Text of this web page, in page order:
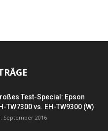
Test-Special: Epson
TW7300 vs. EH-TW9300 (W)
September 2016